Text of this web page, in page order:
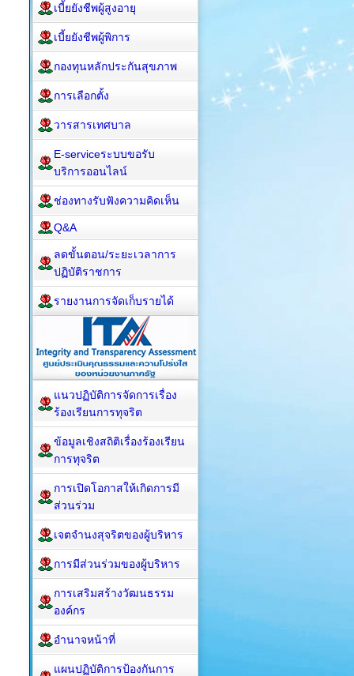
เบี้ยยังชีพผู้สูงอายุ
เบี้ยยังชีพผู้พิการ
กองทุนหลักประกันสุขภาพ
การเลือกตั้ง
วารสารเทศบาล
E-serviceระบบขอรับ
บริการออนไลน์
ช่องทางรับฟังความคิดเห็น
Q&A
ลดขั้นตอน/ระยะเวลาการ
ปฏิบัติราชการ
รายงานการจัดเก็บรายได้
แนวปฏิบัติการจัดการเรื่อง
ร้องเรียนการทุจริต
ข้อมูลเชิงสถิติเรื่องร้องเรียน
การทุจริต
การเปิดโอกาสให้เกิดการมี
ส่วนร่วม
เจตจำนงสุจริตของผู้บริหาร
การมีส่วนร่วมของผู้บริหาร
การเสริมสร้างวัฒนธรรม
องค์กร
อำนาจหน้าที่
แผนปฏิบัติการป้องกันการ